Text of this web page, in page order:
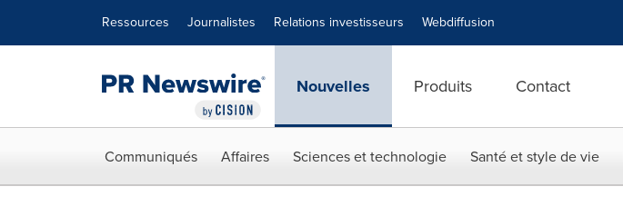
Ressources Journalistes Relations investisseurs Webdiffusion
Nouvelles Produits Contact
Communiqués Affaires Sciences et technologie Santé et style de vie